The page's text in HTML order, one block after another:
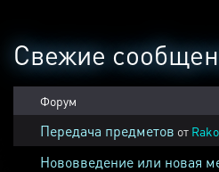
Свежие
Форум
Передача предметов от
Нововведение или новая